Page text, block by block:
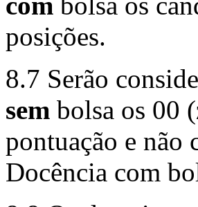
posições.
8.7 Serão
sem bolsa os 00
pontuação e não
Docência com